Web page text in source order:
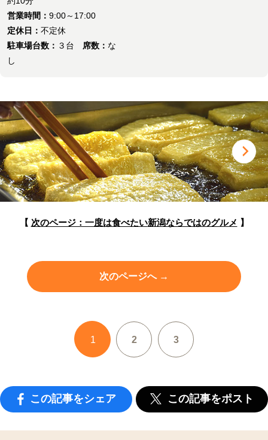
営業時間： 9:00～17:00
定休日： 不定休
駐車場台数： ３台 席数： な
し
【 次のページ：一度は食べたい新潟ならではのグルメ 】
次のページへ →
1 2 3
この記事をシェア この記事をポスト